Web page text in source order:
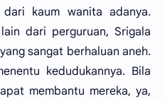
kaum wanita adanya.
dari perguruan, Srigala
sangat berhaluan aneh.
kedudukannya. Bila
membantu mereka, ya,